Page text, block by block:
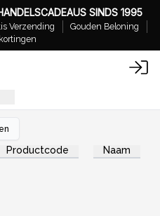
SINDS 1995
Verzending
Gouden Beloning
Productcode Naam